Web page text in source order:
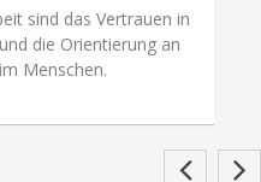
sind das Vertrauen in
die Orientierung an
Menschen.